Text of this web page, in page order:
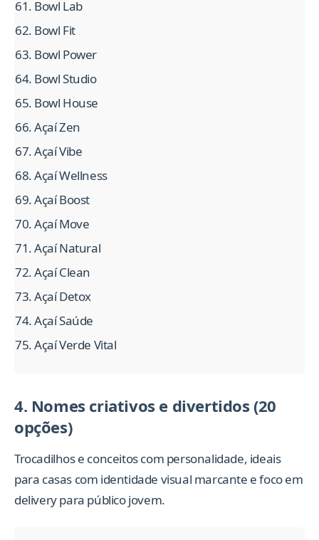
Bowl Lab
Bowl Fit
Bowl Power
Bowl Studio
Bowl House
Açaí Zen
Açaí Vibe
Açaí Wellness
Açaí Boost
Açaí Move
Açaí Natural
Açaí Clean
Açaí Detox
Açaí Saúde
Açaí Verde Vital
4. Nomes criativos e divertidos (20
opções)
Trocadilhos e conceitos com personalidade, ideais
para casas com identidade visual marcante e foco em
delivery para público jovem.